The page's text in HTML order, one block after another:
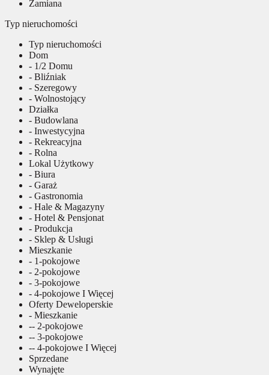
Zamiana
Typ nieruchomości
Typ nieruchomości
Dom
- 1/2 Domu
- Bliźniak
- Szeregowy
- Wolnostojący
Działka
- Budowlana
- Inwestycyjna
- Rekreacyjna
- Rolna
Lokal Użytkowy
- Biura
- Garaż
- Gastronomia
- Hale & Magazyny
- Hotel & Pensjonat
- Produkcja
- Sklep & Usługi
Mieszkanie
- 1-pokojowe
- 2-pokojowe
- 3-pokojowe
- 4-pokojowe I Więcej
Oferty Deweloperskie
- Mieszkanie
-- 2-pokojowe
-- 3-pokojowe
-- 4-pokojowe I Więcej
Sprzedane
Wynajęte